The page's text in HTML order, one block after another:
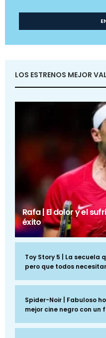
LOS ESTRENOS MEJOR
Rafa | El dolor y el
éxito
Toy Story 5 | La secuela
pero que todos
Spider-Noir | Fabuloso
mejor cine negro con